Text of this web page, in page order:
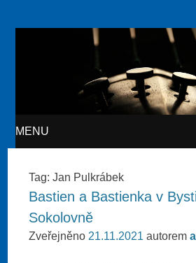
Akvarteto
MENU
Tag:Jan Pulkrábek
Bastien a Bastienka v
Sokolovně
Zveřejněno 21.11.2021 autorem